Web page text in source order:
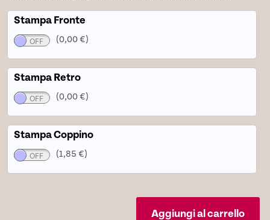
Stampa Fronte
(0,00 €)
Stampa Retro
(0,00 €)
Stampa Coppino
(1,85 €)
Aggiungi al carrello